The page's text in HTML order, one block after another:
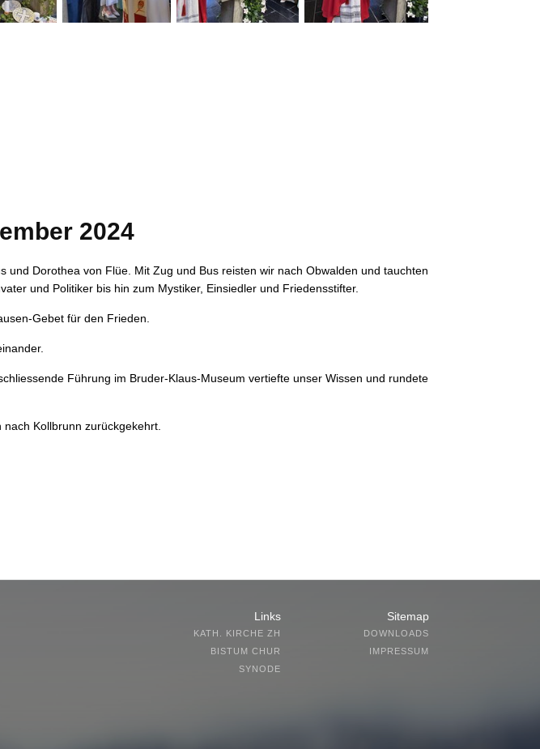
2024
Dorothea von Flüe. Mit Zug und Bus reisten wir nach Obwalden und tauchten
und Politiker bis hin zum Mystiker, Einsiedler und Friedensstifter.
Gebet für den Frieden.
Führung im Bruder-Klaus-Museum vertiefte unser Wissen und rundete
Kollbrunn zurückgekehrt.
Links
KATH. KIRCHE ZH
BISTUM CHUR
SYNODE
Sitemap
DOWNLOADS
IMPRESSUM